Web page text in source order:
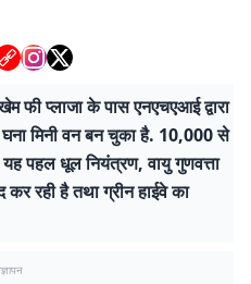
फी प्लाजा के पास एनएचएआई द्वारा
घना मिनी वन बन चुका है. 10,000 से
पहल धूल नियंत्रण, वायु गुणवत्ता
रही है तथा ग्रीन हाईवे का